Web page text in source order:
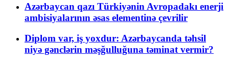
Azərbaycan qazı Türkiyənin Avropadakı enerji
ambisiyalarının əsas elementinə çevrilir
Diplom var, iş yoxdur: Azərbaycanda təhsil
niyə gənclərin məşğulluğuna təminat vermir?